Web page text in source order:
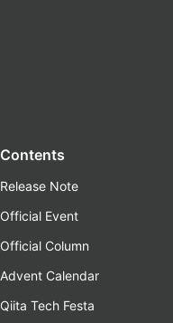
Contents
Release Note
Official Event
Official Column
Advent Calendar
Qiita Tech Festa